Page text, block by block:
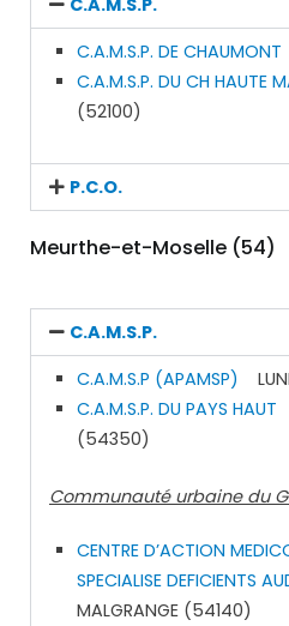
C.A.M.S.P. DE CHAUMONT
C.A.M.S.P. DU CH HAUTE
(52100)
P.C.O.
Meurthe-et-Moselle (54)
C.A.M.S.P.
C.A.M.S.P (APAMSP)
C.A.M.S.P. DU PAYS HAUT
(54350)
Communauté urbaine du
CENTRE D’ACTION
SPECIALISE DEFICIENTS
MALGRANGE (54140)